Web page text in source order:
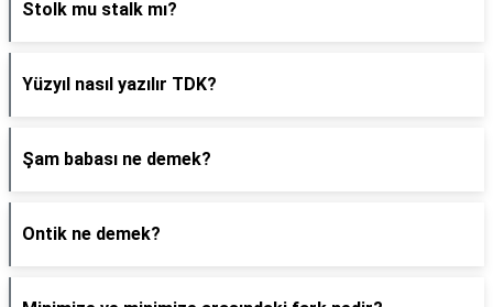
Stolk mu stalk mı?
Yüzyıl nasıl yazılır TDK?
Şam babası ne demek?
Ontik ne demek?